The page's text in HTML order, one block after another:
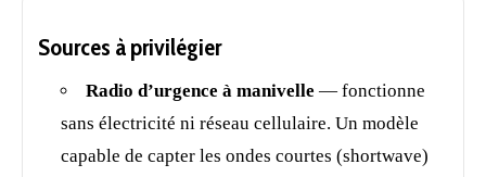
Sources à privilégier
Radio d’urgence à manivelle — fonctionne
sans électricité niréseau cellulaire. Un modèle
capable de capter les ondes courtes (shortwave)